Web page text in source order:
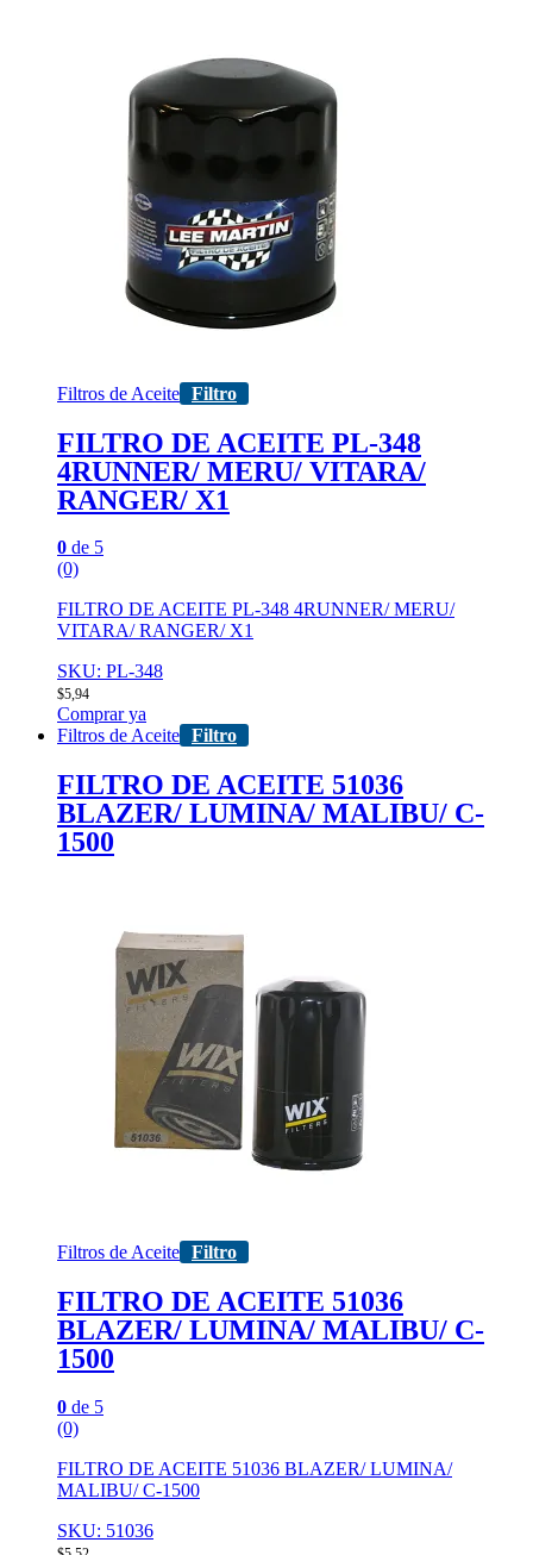
Filtros de Aceite Filtro
FILTRO DE ACEITE PL-348
4RUNNER/ MERU/ VITARA/
RANGER/ X1
0 de 5
(0)
FILTRO DE ACEITE PL-348 4RUNNER/ MERU/
VITARA/ RANGER/ X1
SKU: PL-348
$5,94
Comprar ya
Filtros de Aceite Filtro
FILTRO DE ACEITE 51036
BLAZER/ LUMINA/ MALIBU/ C-
1500
Filtros de Aceite Filtro
FILTRO DE ACEITE 51036
BLAZER/ LUMINA/ MALIBU/ C-
1500
0 de 5
(0)
FILTRO DE ACEITE 51036 BLAZER/ LUMINA/
MALIBU/ C-1500
SKU: 51036